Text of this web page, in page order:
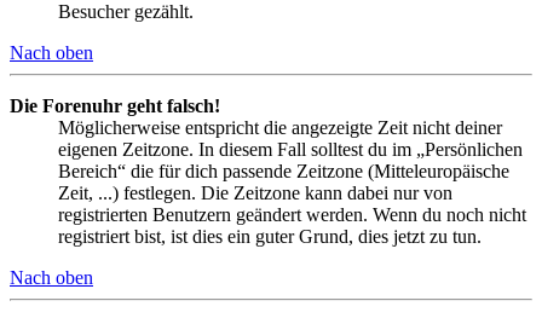
Besucher gezählt.
Nach oben
Die Forenuhr geht falsch!
Möglicherweise entspricht die angezeigte Zeit nicht deiner
eigenen Zeitzone. In diesem Fall solltest du im „Persönlichen
Bereich“ die für dich passende Zeitzone (Mitteleuropäische
Zeit, ...) festlegen. Die Zeitzone kann dabei nur von
registrierten Benutzern geändert werden. Wenn du noch nicht
registriert bist, ist dies ein guter Grund, dies jetzt zu tun.
Nach oben